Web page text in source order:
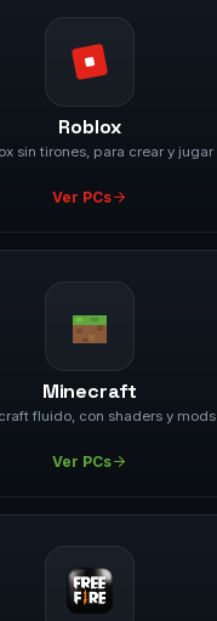
Roblox
sin tirones, para crear y jugar
Ver PCs
Minecraft
fluido, con shaders y mods
Ver PCs